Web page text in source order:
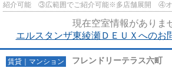
紹介可能 ③広範囲でご紹介可能※多店舗展開 ④
現在空室情報がありま
エルスタンザ東綾瀬ＤＥＵＸへのお
賃貸｜マンション フレンドリーテラス六町